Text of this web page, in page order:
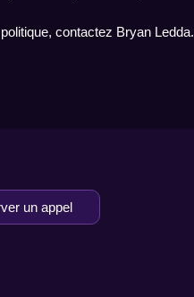
contactez Bryan Ledda.
un appel